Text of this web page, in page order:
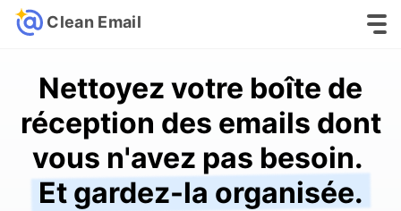
Clean Email
Nettoyez votre boîte de
réception des emails dont
vous n'avez pas besoin.
Et gardez-la organisée.